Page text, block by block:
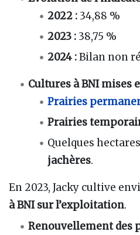
2022 : 34,88 %
2023 : 38,75 %
2024 :Bilan non
Cultures à BNI mises
Prairies
Prairies
Quelques
jachères.
En 2023, Jacky cultive
à BNI sur l’exploitation.
Renouvellement des